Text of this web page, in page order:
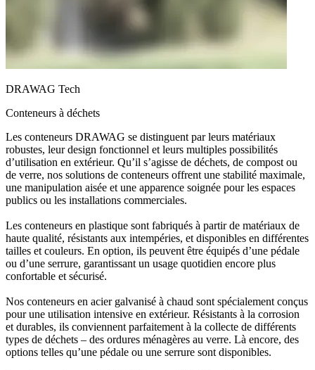
DRAWAG Tech
Conteneurs à déchets
Les conteneurs DRAWAG se distinguent par leurs matériaux
robustes, leur design fonctionnel et leurs multiples possibilités
d’utilisation en extérieur. Qu’il s’agisse de déchets, de compost ou
de verre, nos solutions de conteneurs offrent une stabilité maximale,
une manipulation aisée et une apparence soignée pour les espaces
publics ou les installations commerciales.
Les conteneurs en plastique sont fabriqués à partir de matériaux de
haute qualité, résistants aux intempéries, et disponibles en différentes
tailles et couleurs. En option, ils peuvent être équipés d’une pédale
ou d’une serrure, garantissant un usage quotidien encore plus
confortable et sécurisé.
Nos conteneurs en acier galvanisé à chaud sont spécialement conçus
pour une utilisation intensive en extérieur. Résistants à la corrosion
et durables, ils conviennent parfaitement à la collecte de différents
types de déchets – des ordures ménagères au verre. Là encore, des
options telles qu’une pédale ou une serrure sont disponibles.